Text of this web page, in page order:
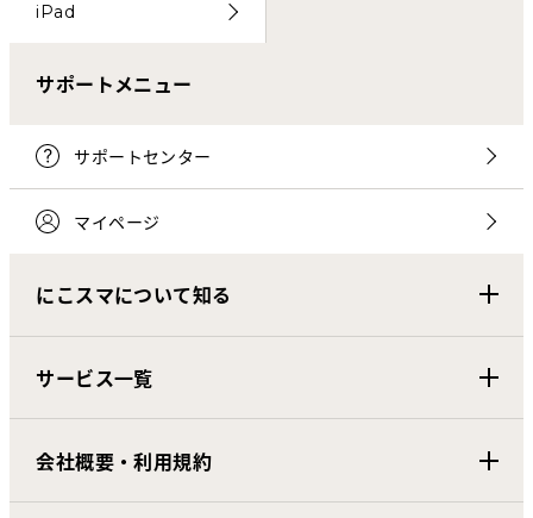
iPad
サポートメニュー
サポートセンター
マイページ
にこスマについて知る
サービス一覧
会社概要・利用規約